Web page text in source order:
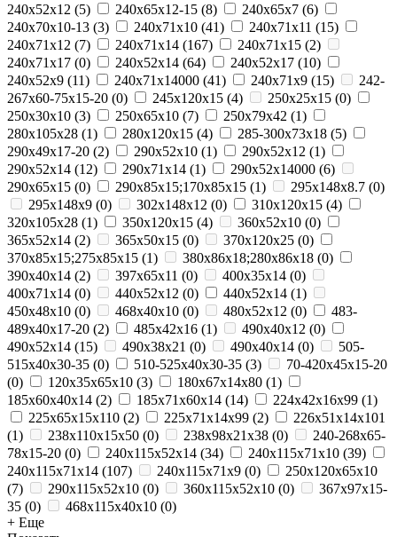
240x52x12 (5) 240x65x12-15 (8) 240x65x7 (6)
240x70x10-13 (3) 240x71x10 (41) 240x71x11 (15)
240x71x12 (7) 240x71x14 (167) 240x71x15 (2)
240x71x17 (0) 240х52х14 (64) 240х52х17 (10)
240х52х9 (11) 240х71х14000 (41) 240х71х9 (15)
242-
267x60-75x15-20 (0) 245x120x15 (4) 250x25x15 (0)
250x30x10 (3) 250x65x10 (7) 250х79х42 (1)
280x105x28 (1) 280x120x15 (4) 285-300x73x18 (5)
290x49x17-20 (2) 290x52x10 (1) 290x52x12 (1)
290x52x14 (12) 290x71x14 (1) 290х52х14000 (6)
290х65х15 (0) 290х85х15;170х85х15 (1) 295х148х8.7 (0)
295х148х9 (0) 302х148х12 (0) 310x120x15 (4)
320x105x28 (1) 350x120x15 (4) 360х52х10 (0)
365x52x14 (2) 365х50х15 (0) 370х120х25 (0)
370х85х15;275х85х15 (1) 380х86х18;280х86х18 (0)
390x40x14 (2) 397x65x11 (0) 400х35х14 (0)
400х71х14 (0) 440x52x12 (0) 440х52х14 (1)
450x48x10 (0) 468x40x10 (0) 480х52х12 (0)
483-
489x40x17-20 (2) 485х42х16 (1) 490x40x12 (0)
490x52x14 (15) 490х38х21 (0) 490х40х14 (0)
505-
515x40x30-35 (0) 510-525x40x30-35 (3)
70-420x45x15-20
(0) 120x35x65x10 (3) 180х67х14х80 (1)
185x60x40x14 (2) 185х71х60х14 (14) 224х42х16х99 (1)
225х65х15х110 (2) 225х71х14х99 (2)
226х51х14х101
(1) 238х110х15х50 (0) 238х98х21х38 (0)
240-268x65-
78x15-20 (0) 240x115x52x14 (34) 240x115x71x10 (39)
240x115x71x14 (107) 240x115x71x9 (0)
250x120x65x10
(7) 290x115x52x10 (0) 360x115x52x10 (0)
367x97x15-
35 (0) 468x115x40x10 (0)
+ Еще